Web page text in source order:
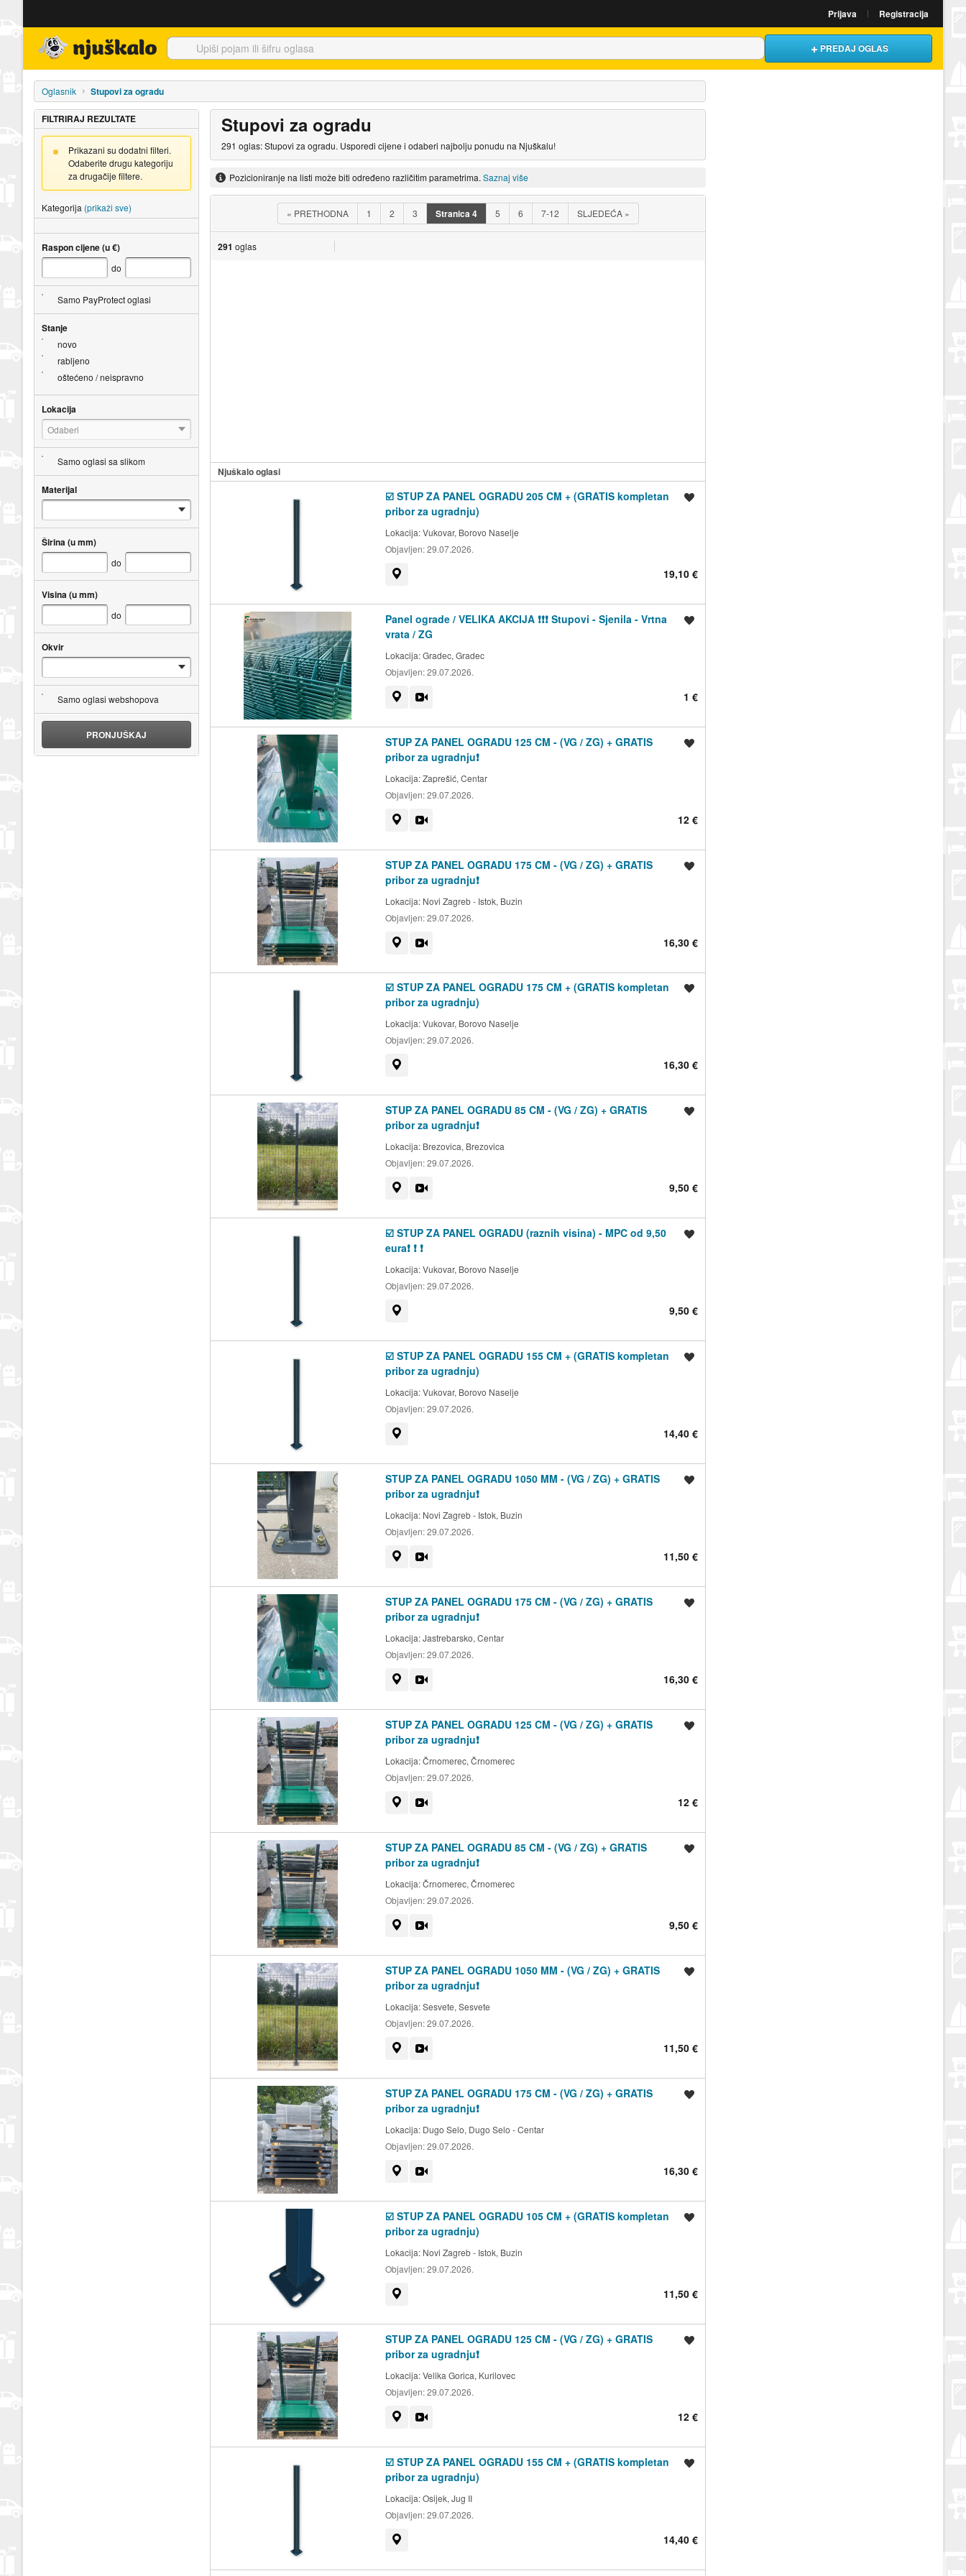
Prijava Registracija
PREDAJ OGLAS
Oglasnik Stupovi za ogradu
Stupovi za ogradu
291 oglas: Stupovi za ogradu. Usporedi cijene i odaberi najbolju ponudu na Njuškalu!
Pozicioniranje na listi može biti određeno različitim parametrima. Saznaj više
« PRETHODNA 1 2 3 Stranica4 5 6 7-12 SLJEDEĆA »
291 oglas
Njuškalo oglasi
☑️ STUP ZA PANEL OGRADU 205 CM + (GRATIS kompletan
pribor za ugradnju)
Lokacija:Vukovar, Borovo Naselje
Objavljen:29.07.2026.
19,10 €
Panel ograde / VELIKA AKCIJA ❗❗❗ Stupovi - Sjenila - Vrtna
vrata / ZG
Lokacija:Gradec, Gradec
Objavljen:29.07.2026.
1 €
STUP ZA PANEL OGRADU 125 CM - (VG / ZG) + GRATIS
pribor za ugradnju❗
Lokacija:Zaprešić, Centar
Objavljen:29.07.2026.
12 €
STUP ZA PANEL OGRADU 175 CM - (VG / ZG) + GRATIS
pribor za ugradnju❗
Lokacija: Novi Zagreb - Istok, Buzin
Objavljen:29.07.2026.
16,30 €
☑️ STUP ZA PANEL OGRADU 175 CM + (GRATIS kompletan
pribor za ugradnju)
Lokacija:Vukovar, Borovo Naselje
Objavljen:29.07.2026.
16,30 €
STUP ZA PANEL OGRADU 85 CM - (VG / ZG) + GRATIS
pribor za ugradnju❗
Lokacija: Brezovica, Brezovica
Objavljen:29.07.2026.
9,50 €
☑️ STUP ZA PANEL OGRADU (raznih visina) - MPC od 9,50
eura❗️ ❗️ ❗️
Lokacija:Vukovar, Borovo Naselje
Objavljen:29.07.2026.
9,50 €
☑️ STUP ZA PANEL OGRADU 155 CM + (GRATIS kompletan
pribor za ugradnju)
Lokacija:Vukovar, Borovo Naselje
Objavljen:29.07.2026.
14,40 €
STUP ZA PANEL OGRADU 1050 MM - (VG / ZG) + GRATIS
pribor za ugradnju❗
Lokacija: Novi Zagreb - Istok, Buzin
Objavljen:29.07.2026.
11,50 €
STUP ZA PANEL OGRADU 175 CM - (VG / ZG) + GRATIS
pribor za ugradnju❗
Lokacija:Jastrebarsko, Centar
Objavljen:29.07.2026.
16,30 €
STUP ZA PANEL OGRADU 125 CM - (VG / ZG) + GRATIS
pribor za ugradnju❗
Lokacija:Črnomerec, Črnomerec
Objavljen:29.07.2026.
12 €
STUP ZA PANEL OGRADU 85 CM - (VG / ZG) + GRATIS
pribor za ugradnju❗
Lokacija:Črnomerec, Črnomerec
Objavljen:29.07.2026.
9,50 €
STUP ZA PANEL OGRADU 1050 MM - (VG / ZG) + GRATIS
pribor za ugradnju❗
Lokacija:Sesvete, Sesvete
Objavljen:29.07.2026.
11,50 €
STUP ZA PANEL OGRADU 175 CM - (VG / ZG) + GRATIS
pribor za ugradnju❗
Lokacija: Dugo Selo, Dugo Selo - Centar
Objavljen:29.07.2026.
16,30 €
☑️ STUP ZA PANEL OGRADU 105 CM + (GRATIS kompletan
pribor za ugradnju)
Lokacija: Novi Zagreb - Istok, Buzin
Objavljen:29.07.2026.
11,50 €
STUP ZA PANEL OGRADU 125 CM - (VG / ZG) + GRATIS
pribor za ugradnju❗
Lokacija:Velika Gorica, Kurilovec
Objavljen:29.07.2026.
12 €
☑️ STUP ZA PANEL OGRADU 155 CM + (GRATIS kompletan
pribor za ugradnju)
Lokacija:Osijek, Jug II
Objavljen:29.07.2026.
14,40 €
FILTRIRAJ REZULTATE
Prikazani su dodatni filteri.
Odaberite drugu kategoriju
za drugačije filtere.
Kategorija (prikaži sve)
Raspon cijene (u €)
do
Samo PayProtect oglasi
Stanje
novo
rabljeno
oštećeno / neispravno
Lokacija
Odaberi
Samo oglasi sa slikom
Materijal
Širina (u mm)
do
Visina (u mm)
do
Okvir
Samo oglasi webshopova
PRONJUŠKAJ